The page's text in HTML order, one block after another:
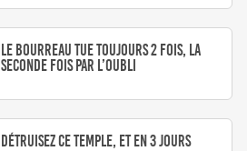
Le bourreau tue toujours 2 fois, la
seconde fois par l’oubli
Détruisez ce temple, et en 3 jours